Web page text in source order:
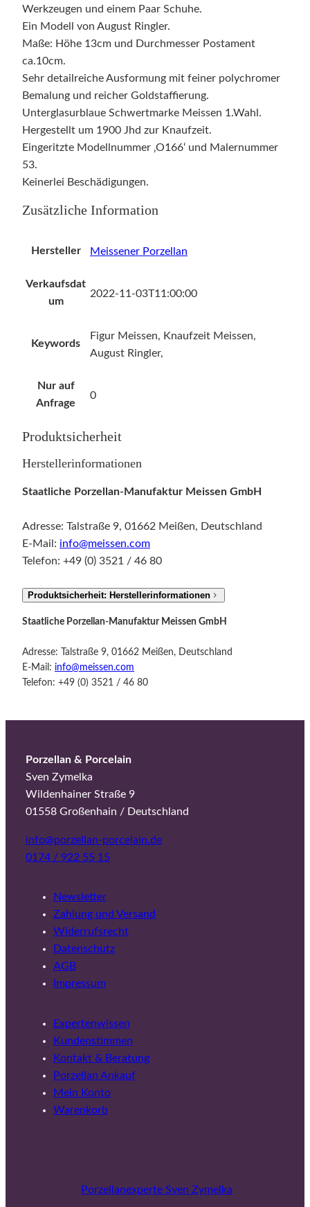
Werkzeugen und einem Paar Schuhe.
Ein Modell von August Ringler.
Maße: Höhe 13cm und Durchmesser Postament
ca.10cm.
Sehr detailreiche Ausformung mit feiner polychromer
Bemalung und reicher Goldstaffierung.
Unterglasurblaue Schwertmarke Meissen 1.Wahl.
Hergestellt um 1900 Jhd zur Knaufzeit.
Eingeritzte Modellnummer ‚O166‘ und Malernummer
53.
Keinerlei Beschädigungen.
Zusätzliche Information
Hersteller Meissener Porzellan
Verkaufsdat
um
2022-11-03T11:00:00
Keywords
Figur Meissen, Knaufzeit Meissen,
August Ringler,
Nur auf
Anfrage
0
Produktsicherheit
Herstellerinformationen
Staatliche Porzellan-Manufaktur Meissen GmbH
Adresse: Talstraße 9, 01662 Meißen, Deutschland
E-Mail: info@meissen.com
Telefon: +49 (0) 3521 / 46 80
Produktsicherheit: Herstellerinformationen
Staatliche Porzellan-Manufaktur Meissen GmbH
Adresse: Talstraße 9, 01662 Meißen, Deutschland
E-Mail: info@meissen.com
Telefon: +49 (0) 3521 / 46 80
Porzellan & Porcelain
Sven Zymelka
Wildenhainer Straße 9
01558 Großenhain / Deutschland
info@porzellan-porcelain.de
0174 / 922 55 15
Newsletter
Zahlung und Versand
Widerrufsrecht
Datenschutz
AGB
Impressum
Expertenwissen
Kundenstimmen
Kontakt & Beratung
Porzellan Ankauf
Mein Konto
Warenkorb
Porzellanexperte Sven Zymelka